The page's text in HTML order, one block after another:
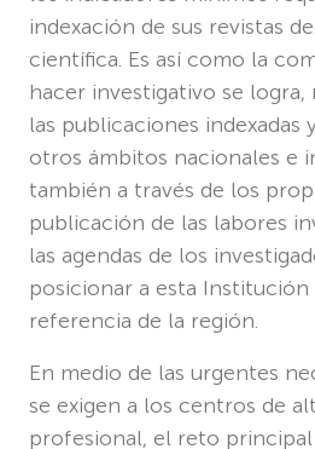
indexación de sus revistas
científica. Es así como la
hacer investigativo se logra,
las publicaciones indexadas
otros ámbitos nacionales e
también a través de los
publicación de las labores
las agendas de los
posicionar a esta
referencia de la región.
En medio de las urgentes
se exigen a los centros de
profesional, el reto